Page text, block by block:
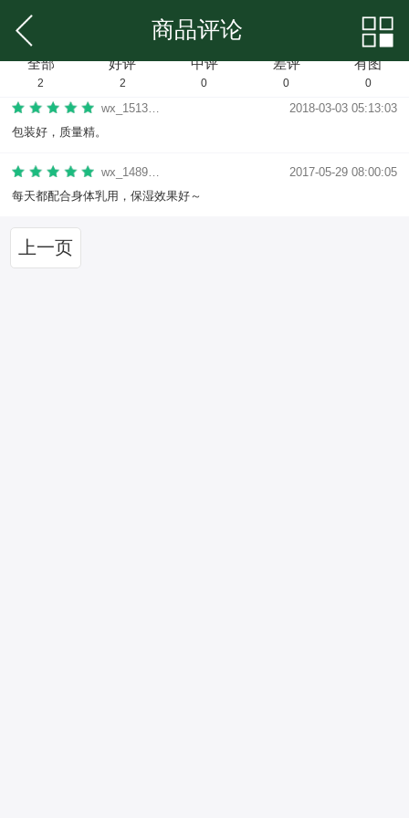
商品评论
全部
2
好评
2
中评
0
差评
0
有图
0
wx_151332906448
2018-03-03 05:13:03
包装好，质量精。
wx_148914693773
2017-05-29 08:00:05
每天都配合身体乳用，保湿效果好～
上一页